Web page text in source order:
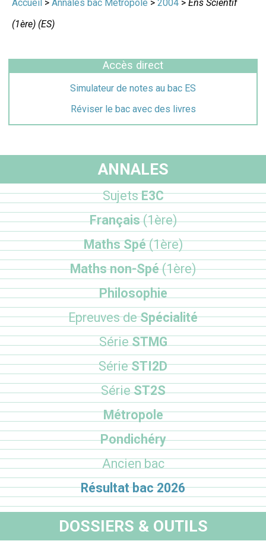
Accueil > Annales bac Métropole > 2004 > Ens Scientif
(1ère) (ES)
Accès direct
Simulateur de notes au bac ES
Réviser le bac avec des livres
ANNALES
SujetsE3C
Français(1ère)
Maths Spé(1ère)
Maths non-Spé(1ère)
Philosophie
Epreuves deSpécialité
SérieSTMG
SérieSTI2D
SérieST2S
Métropole
Pondichéry
Ancien bac
Résultat bac 2026
DOSSIERS & OUTILS